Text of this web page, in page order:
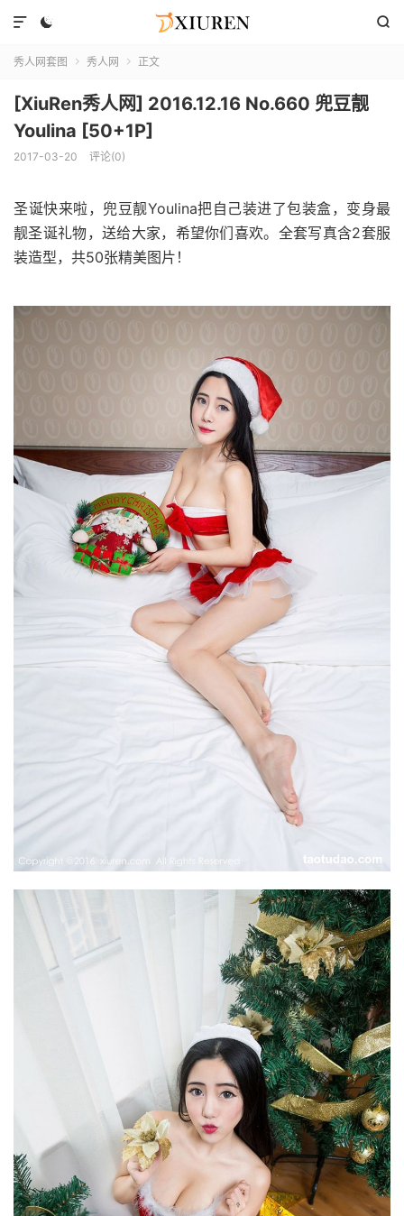
 

秀人网套图  秀人网  正文
[XiuRen秀人网] 2016.12.16 No.660 兜豆靓
Youlina [50+1P]
2017-03-20 评论(0)
圣诞快来啦，兜豆靓Youlina把自己装进了包装盒，变身最
靓圣诞礼物，送给大家，希望你们喜欢。全套写真含2套服
装造型，共50张精美图片！